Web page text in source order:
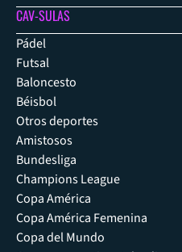
CAV-SULAS
Pádel
Futsal
Baloncesto
Béisbol
Otros deportes
Amistosos
Bundesliga
Champions League
Copa América
Copa América Femenina
Copa del Mundo